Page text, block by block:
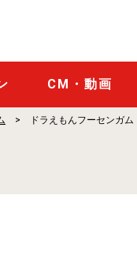
CM・動画
ドラえもんフーセンガム